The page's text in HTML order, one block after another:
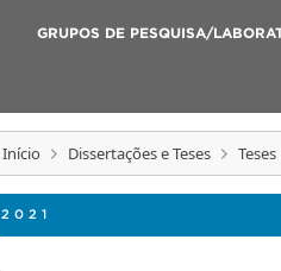
GRUPOS DE PESQUISA/
Início Dissertações e Teses Teses
2021